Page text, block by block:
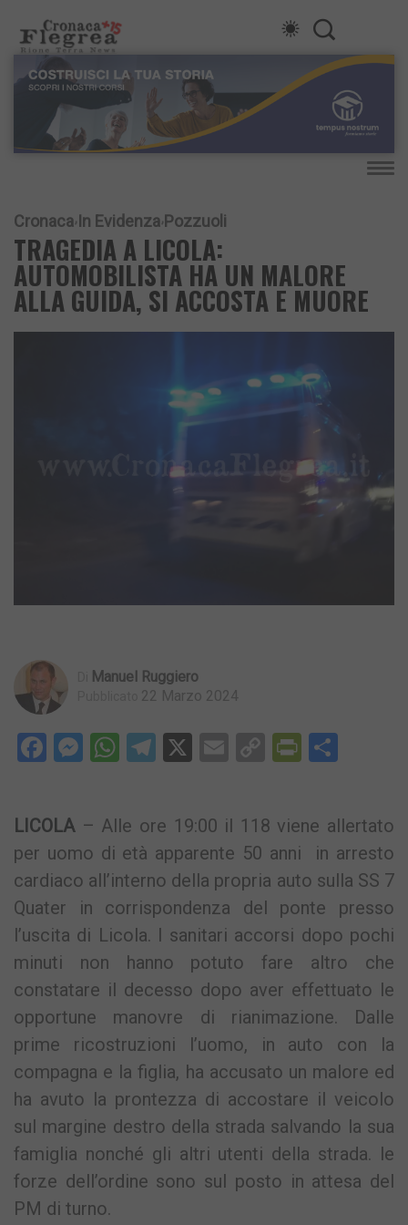
Cronaca In Evidenza Pozzuoli
TRAGEDIA A LICOLA:
AUTOMOBILISTA HA UN MALORE
ALLA GUIDA, SI ACCOSTA E MUORE
Manuel Ruggiero
22 Marzo 2024
Facebook
Messenger
WhatsApp
Telegram
X EmailCopy
LICOLA– Alle ore 19:00 il 118 viene allertato
per uomo di età apparente 50 anni in arresto
cardiaco all’interno della propria auto sulla SS 7
Quater in corrispondenza del ponte presso
l’uscita di Licola. I sanitari accorsi dopo pochi
minuti non hanno potuto fare altro che
constatare il decesso dopo aver effettuato le
opportune manovre di rianimazione. Dalle
prime ricostruzioni l’uomo, in auto con la
compagna e la figlia, ha accusato un malore ed
ha avuto la prontezza di accostare il veicolo
sul margine destro della strada salvando la sua
famiglia nonché gli altri utenti della strada. le
forze dell’ordine sono sul posto in attesa del
PM di turno.